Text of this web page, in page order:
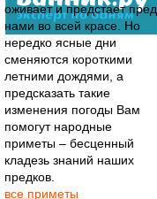
оживает и предстает пред
нами во всей красе. Но
нередко ясные дни
сменяются короткими
летними дождями, а
предсказать такие
изменения погоды Вам
помогут народные
приметы – бесценный
кладезь знаний наших
предков.
все приметы